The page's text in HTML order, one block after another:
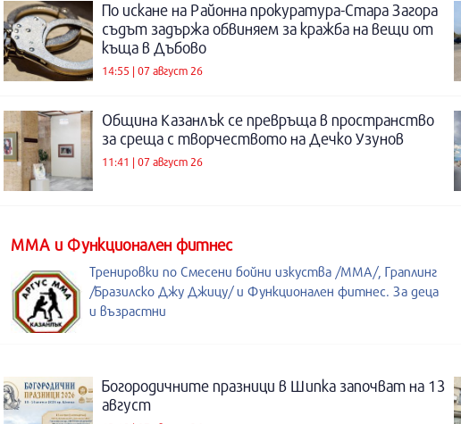
По искане на Районна прокуратура-Стара Загора
съдът задържа обвиняем за кражба на вещи от
къща в Дъбово
14:55 | 07 август 26
Община Казанлък се превръща в пространство
за среща с творчеството на Дечко Узунов
11:41 | 07 август 26
ММА и Функционален фитнес
Тренировки по Смесени бойни изкуства /MMA/, Граплинг
/Бразилско Джу Джицу/ и Функционален фитнес. За деца
и възрастни
Богородичните празници в Шипка започват на 13
август